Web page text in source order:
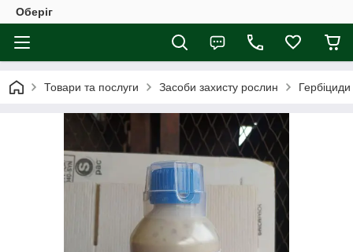
Оберіг
Товари та послуги Засоби захисту рослин Гербіциди